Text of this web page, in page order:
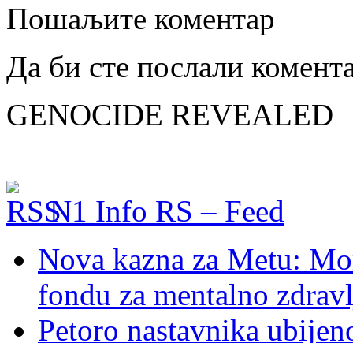
Пошаљите коментар
Да би сте послали
GENOCIDE REVEALED
N1 Info RS – Feed
Nova kazna za Metu:
fondu za mentalno
Petoro nastavnika